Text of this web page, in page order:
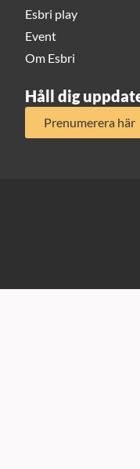
Esbri play
Event
Om Esbri
Håll dig
Prenumerera här